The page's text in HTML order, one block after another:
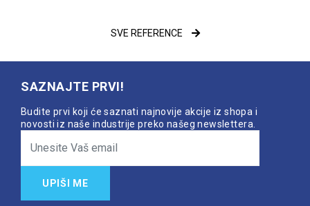
SVE REFERENCE
SAZNAJTE PRVI!
Budite prvi koji će saznati najnovije akcije iz shopa i
novosti iz naše industrije preko našeg newslettera.
UPIŠI ME